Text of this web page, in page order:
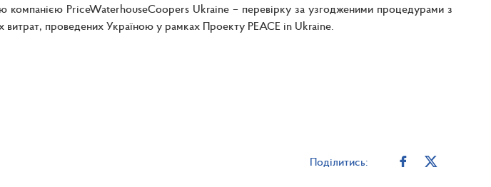
PriceWaterhouseCoopers Ukraine – перевірку за узгодженими процедурами з
проведених Україною у рамках Проекту PEACE in Ukraine.
Поділитись: